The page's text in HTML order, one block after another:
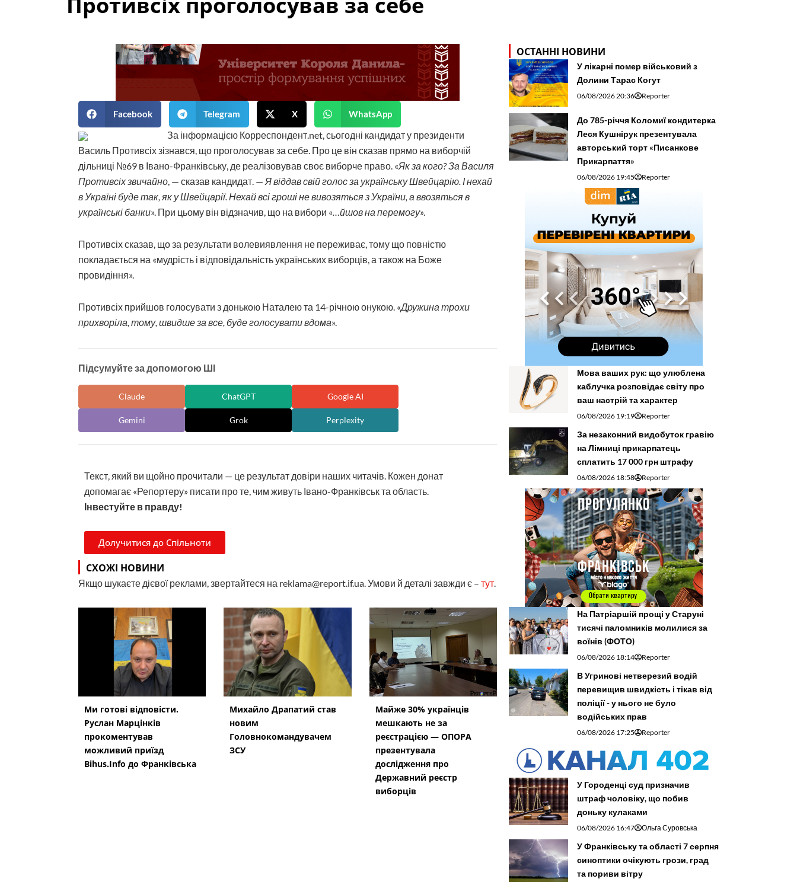
Facebook Telegram X WhatsApp
За інформацією Корреспондент.net, сьогодні кандидат у президенти
Василь Противсіх зізнався, що проголосував за себе. Про це він сказав прямо на виборчій
дільниці №69 в Івано-Франківську, де реалізовував своє виборче право. «Як за кого? За Василя
Противсіх звичайно , — сказав кандидат. — Я віддав свій голос за українську Швейцарію. І нехай
в Україні буде так, як у Швейцарії. Нехай всі гроші не вивозяться з України, а ввозяться в
українські банки». При цьому він відзначив, що на вибори « …йшов на перемогу».
Противсіх сказав, що за результати волевиявлення не переживає, тому що повністю
покладається на «мудрість і відповідальність українських виборців, а також на Боже
провидіння».
Противсіх прийшов голосувати з донькою Наталею та 14-річною онукою. «Дружина трохи
прихворіла, тому, швидше за все, буде голосувати вдома».
Підсумуйте за допомогою ШІ
Claude ChatGPT Google AI
Gemini Grok Perplexity
Текст, який ви щойно прочитали — це результат довіри наших читачів. Кожен донат
допомагає «Репортеру» писати про те, чим живуть Івано-Франківськ та область.
Інвестуйте в правду!
Долучитися до Спільноти
СХОЖІ НОВИНИ
Якщо шукаєте дієвої реклами, звертайтеся на reklama@report.if.ua. Умови й деталі завжди є – тут
Ми готові відповісти.
Руслан Марцінків
прокоментував
можливий приїзд
Bihus.Info до Франківська
Михайло Драпатий став
новим
Головнокомандувачем
ЗСУ
Майже 30% українців
мешкають не за
реєстрацією — ОПОРА
презентувала
дослідження про
Державний реєстр
виборців
ОСТАННІ НОВИНИ
У лікарні помер військовий з
Долини Тарас Когут
06/08/2026 20:36 Reporter
До 785-річчя Коломиї кондитерка
Леся Кушнірук презентувала
авторський торт «Писанкове
Прикарпаття»
06/08/2026 19:45 Reporter
Мова ваших рук: що улюблена
каблучка розповідає світу про
ваш настрій та характер
06/08/2026 19:19 Reporter
За незаконний видобуток гравію
на Лімниці прикарпатець
сплатить 17 000 грн штрафу
06/08/2026 18:58 Reporter
На Патріаршій прощі у Старуні
тисячі паломників молилися за
воїнів (ФОТО)
06/08/2026 18:14 Reporter
В Угринові нетверезий водій
перевищив швидкість і тікав від
поліції - у нього не було
водійських прав
06/08/2026 17:25 Reporter
У Городенці суд призначив
штраф чоловіку, що побив
доньку кулаками
06/08/2026 16:47 Ольга Суровська
У Франківську та області 7 серпня
синоптики очікують грози, град
та пориви вітру